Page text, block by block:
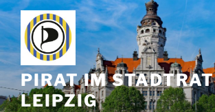
Zum
Inhalt
springen
PIRAT IM STADTRAT
LEIPZIG